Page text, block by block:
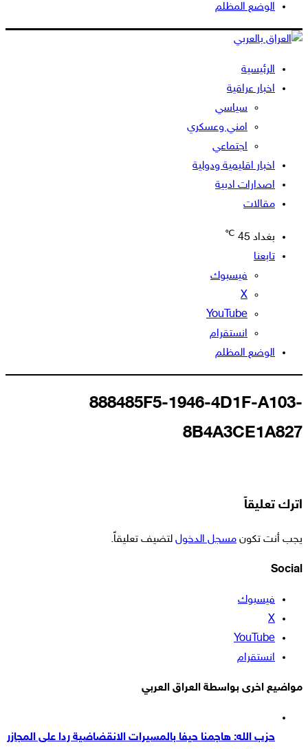
الوضع المظلم
الرئيسية
اخبار عراقية
سياسي
امني وعسكري
اجتماعي
اخبار اقليمية ودولية
اصدارات ادبية
مقالات
بغداد 45
℃
تابعنا
فيسبوك
‫X
‫YouTube
انستقرام
الوضع المظلم
888485F5-1946-4D1F-A103-
8B4A3CE1A827
اترك تعليقاً
يجب أنت تكون مسجل الدخول لتضيف تعليقاً.
Social
فيسبوك
‫X
‫YouTube
انستقرام
مواضيع اخرى بواسطة العراق العربي
حزب الله: هاجمنا حيفا بالمسيرات الانقضاضية ردا على المجازر